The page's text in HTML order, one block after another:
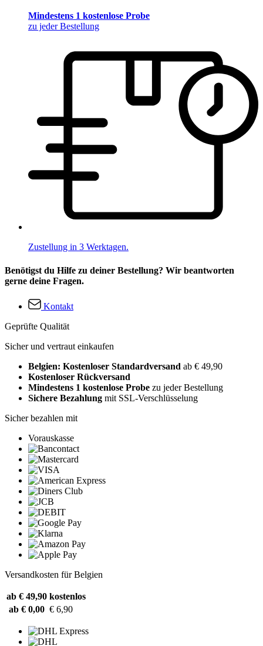
Mindestens 1 kostenlose Probe
zu jeder Bestellung
Zustellung in 3 Werktagen.
Benötigst du Hilfe zu deiner Bestellung? Wir beantworten
gerne deine Fragen.
Kontakt
Geprüfte Qualität
Sicher und vertraut einkaufen
Belgien: Kostenloser Standardversand ab € 49,90
Kostenloser Rückversand
Mindestens 1 kostenlose Probe zu jeder Bestellung
Sichere Bezahlung mit SSL-Verschlüsselung
Sicher bezahlen mit
Vorauskasse
Versandkosten für Belgien
ab € 49,90 kostenlos
ab € 0,00 € 6,90